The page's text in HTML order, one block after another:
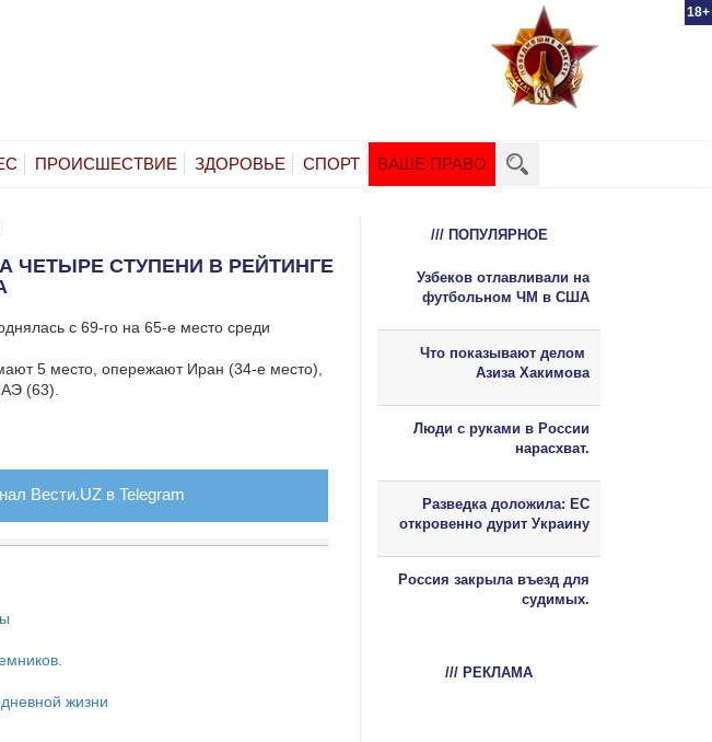
18+
ПРОИСШЕСТВИЕ ЗДОРОВЬЕ СПОРТ ВАШЕ ПРАВО
ЧЕТЫРЕ СТУПЕНИ В РЕЙТИНГЕ
с 69-го на 65-е место среди
5 место, опережают Иран (34-е место),
(63).
Вести.UZ в Telegram
жизни
/// ПОПУЛЯРНОЕ
Узбеков отлавливали на
футбольном ЧМ в США
Что показывают делом
Азиза Хакимова
Люди с руками в России
нарасхват.
Разведка доложила: ЕС
откровенно дурит Украину
Россия закрыла въезд для
судимых.
/// РЕКЛАМА